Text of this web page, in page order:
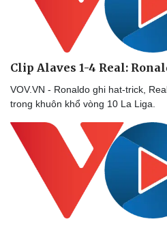
Thông tin doanh nghiệp
Doanh nghiệp 24h
Doanh nhân
Vì cộng đồng
Clip Alaves 1-4 Real:
VOV.VN - Ronaldo ghi hat-trick,
trong khuôn khổ vòng 10 La Liga.